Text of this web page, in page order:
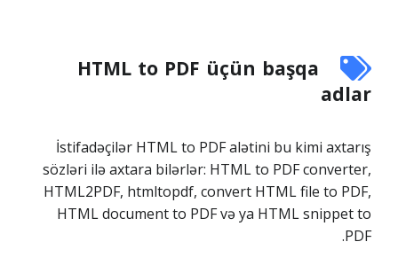
HTML to PDF üçün başqa
adlar
İstifadəçilər HTML to PDF alətini bu kimi axtarış
sözləri ilə axtara bilərlər: HTML to PDF converter,
HTML2PDF, htmltopdf, convert HTML file to PDF,
HTML document to PDF və ya HTML snippet to
PDF.